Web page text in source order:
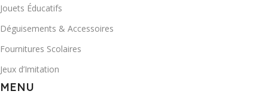
Jouets Éducatifs
Déguisements & Accessoires
Fournitures Scolaires
Jeux d’Imitation
MENU